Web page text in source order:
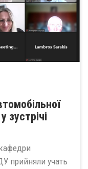
зустрічі
прийняли учать